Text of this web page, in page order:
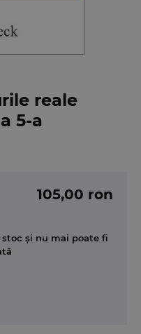
reale
5-a
105,00 ron
și nu mai poate fi